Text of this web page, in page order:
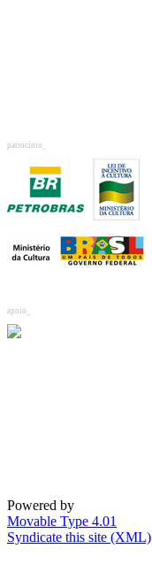
patrocínio_
apoio_
Powered by
Movable Type 4.01
Syndicate this site (XML)